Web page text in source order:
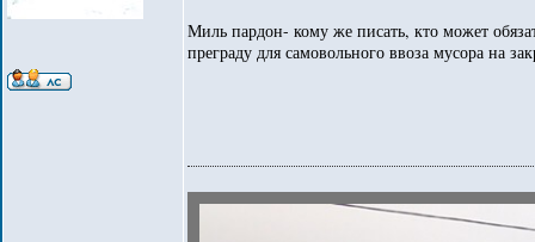
Миль пардон- кому же писать, кто может
преграду для самовольного ввоза мусора на